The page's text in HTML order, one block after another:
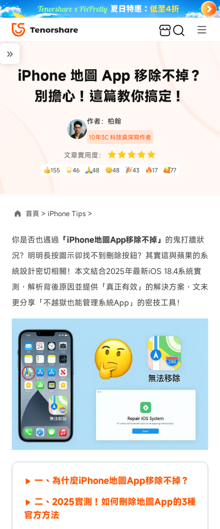
iPhone 地圖 App 移除不掉？
別擔心！這篇教你搞定！
作者：柏翰
10年3C 科技資深寫作者
文章實用度：
155 46 48 48 43 17 77
首頁 > iPhone Tips >
你是否也遇過 「iPhone地圖App移除不掉」 的鬼打牆狀
況？明明長按圖示卻找不到刪除按鈕？其實這與蘋果的系
統設計密切相關！本文結合2025年最新iOS 18.4系統實
測，解析背後原因並提供「真正有效」的解決方案，文末
更分享「不越獄也能管理系統App」的密技工具！
一、為什麼iPhone地圖App移除不掉？
二、2025實測！如何刪除地圖App的3種
官方方法